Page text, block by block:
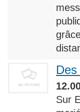
Sur